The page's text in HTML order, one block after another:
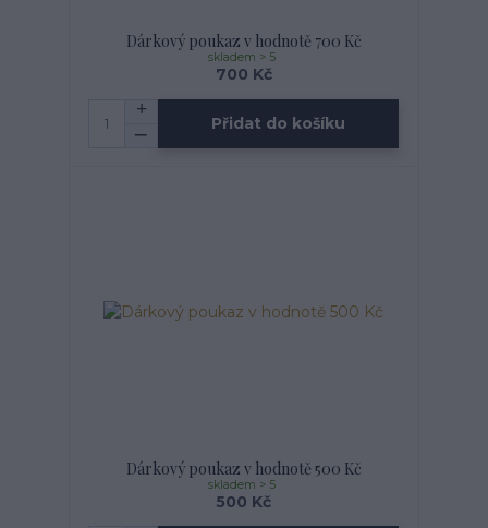
Dárkový poukaz v hodnotě 700 Kč
700 Kč
skladem > 5
Přidat do košíku
Dárkový poukaz v hodnotě 500 Kč
500 Kč
skladem > 5